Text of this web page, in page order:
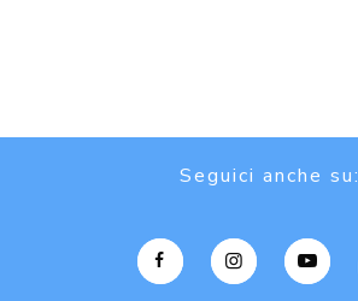
Seguici anche su: